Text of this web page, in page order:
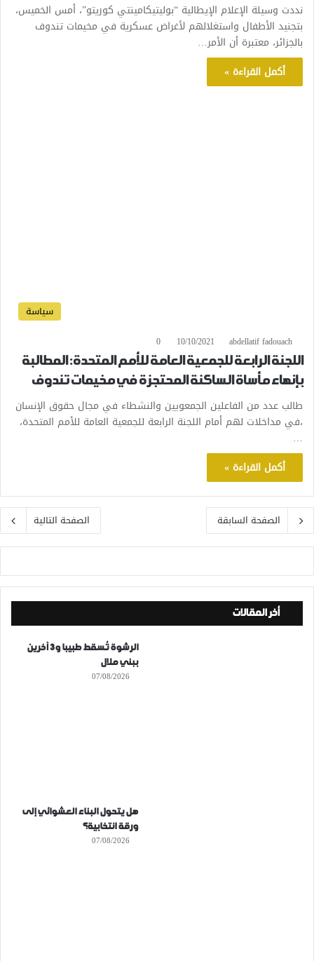
نددت وسيلة الإعلام الإيطالية “بوليتيكامينتي كوريتو”، أمس الخميس،
بتجنيد الأطفال واستغلالهم لأغراض عسكرية في مخيمات تندوف
بالجزائر، معتبرة أن الأمر…
أكمل القراءة »
سياسة
abdellatif fadouach
10/10/2021
0
اللجنة الرابعة للجمعية العامة للأمم المتحدة: المطالبة
بإنهاء مأساة الساكنة المحتجزة في مخيمات تندوف
طالب عدد من الفاعلين الجمعويين والنشطاء في مجال حقوق الإنسان
،في مداخلات لهم أمام اللجنة الرابعة للجمعية العامة للأمم المتحدة،
…
أكمل القراءة »
الصفحة السابقة الصفحة التالية
أخر المقالات
الرشوة تُسقط طبيبا و3 آخرين
ببني ملال
07/08/2026
هل يتحول البناء العشوائي إلى
ورقة انتخابية؟
07/08/2026